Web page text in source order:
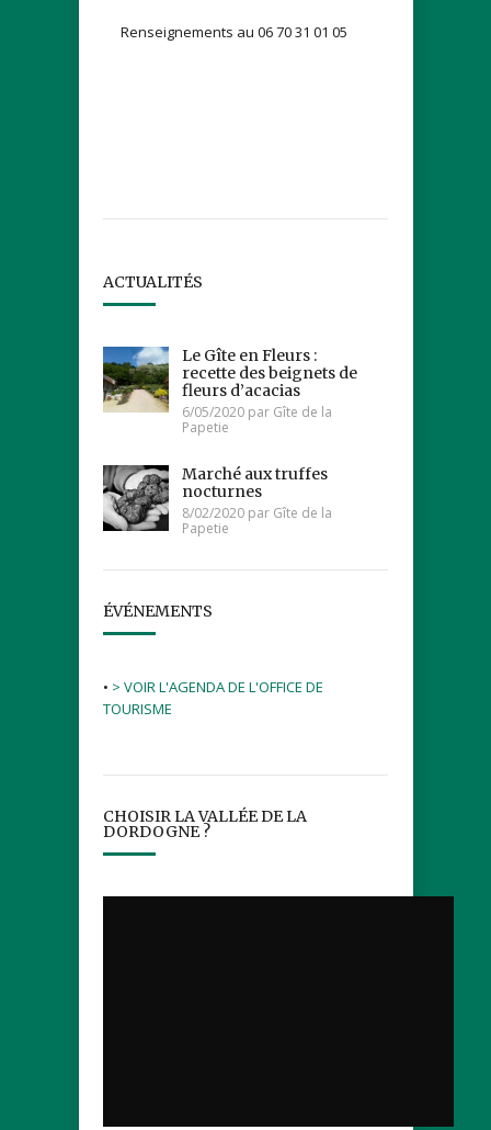
Renseignements au 06 70 31 01 05
ACTUALITÉS
Le Gîte en Fleurs :
recette des beignets de
fleurs d’acacias
6/05/2020 par Gîte de la
Papetie
Marché aux truffes
nocturnes
8/02/2020 par Gîte de la
Papetie
ÉVÉNEMENTS
• > VOIR L'AGENDA DE L'OFFICE DE
TOURISME
CHOISIR LA VALLÉE DE LA
DORDOGNE ?